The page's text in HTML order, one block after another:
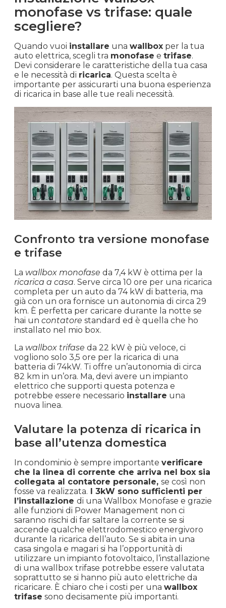
monofase vs trifase: quale
scegliere?
Quando vuoi installare una wallbox per la tua
auto elettrica, scegli tra monofase e trifase.
Devi considerare le caratteristiche della tua casa
e le necessità di ricarica. Questa scelta è
importante per assicurarti una buona esperienza
di ricarica in base alle tue reali necessità.
Confronto tra versione monofase
e trifase
La wallbox monofase da 7,4 kW è ottima per la
ricarica a casa. Serve circa 10 ore per una ricarica
completa per un auto da 74 kW di batteria, ma
già con un ora fornisce un autonomia di circa 29
km. È perfetta per caricare durante la notte se
hai un contatore standard ed è quella che ho
installato nel mio box.
La wallbox trifase da 22 kW è più veloce, ci
vogliono solo 3,5 ore per la ricarica di una
batteria di 74kW. Ti offre un’autonomia di circa
82 km in un’ora. Ma, devi avere un impianto
elettrico che supporti questa potenza e
potrebbe essere necessario installare una
nuova linea.
Valutare la potenza di ricarica in
base all’utenza domestica
In condominio è sempre importante verificare
che la linea di corrente che arriva nel box sia
collegata al contatore personale, se così non
fosse va realizzata. I 3kW sono sufficienti per
l’installazione di una Wallbox Monofase e grazie
alle funzioni di Power Management non ci
saranno rischi di far saltare la corrente se si
accende qualche elettrodomestico energivoro
durante la ricarica dell’auto. Se si abita in una
casa singola e magari si ha l’opportunità di
utilizzare un impianto fotovoltaico, l’installazione
di una wallbox trifase potrebbe essere valutata
soprattutto se si hanno più auto elettriche da
ricaricare. È chiaro che i costi per una wallbox
trifase sono decisamente più importanti.